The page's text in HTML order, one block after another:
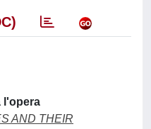
l'opera
AND THEIR